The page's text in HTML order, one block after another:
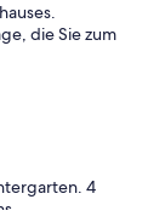
die Sie zum
4